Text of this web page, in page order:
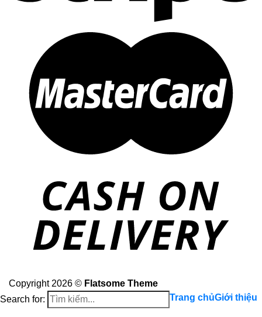
Copyright 2026 © Flatsome Theme
Search for:
Trang chủGiới thiệu